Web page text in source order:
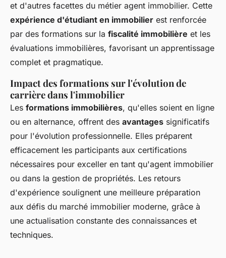
et d'autres facettes du métier agent immobilier. Cette
expérience d'étudiant en immobilier est renforcée
par des formations sur la fiscalité immobilière et les
évaluations immobilières, favorisant un apprentissage
complet et pragmatique.
Impact des formations sur l'évolution de
carrière dans l'immobilier
Les formations immobilières, qu'elles soient en ligne
ou en alternance, offrent des avantages significatifs
pour l'évolution professionnelle. Elles préparent
efficacement les participants aux certifications
nécessaires pour exceller en tant qu'agent immobilier
ou dans la gestion de propriétés. Les retours
d'expérience soulignent une meilleure préparation
aux défis du marché immobilier moderne, grâce à
une actualisation constante des connaissances et
techniques.